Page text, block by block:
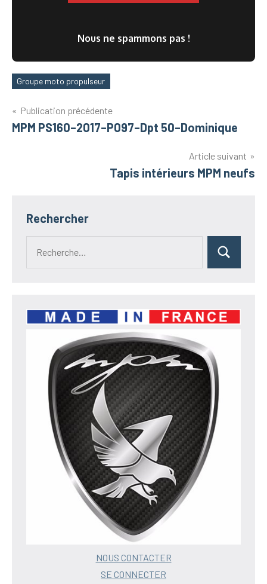
Nous ne spammons pas !
Étiquettes
Groupe moto propulseur
Navigation
de
Publication précédente
MPM PS160–2017–P097–Dpt 50–Dominique
Article suivant
Tapis intérieurs MPM neufs
Rechercher
Rechercher
NOUS CONTACTER
SE CONNECTER